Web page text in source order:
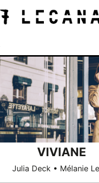
VIVIANE
Julia Deck • Mélanie
des cookies